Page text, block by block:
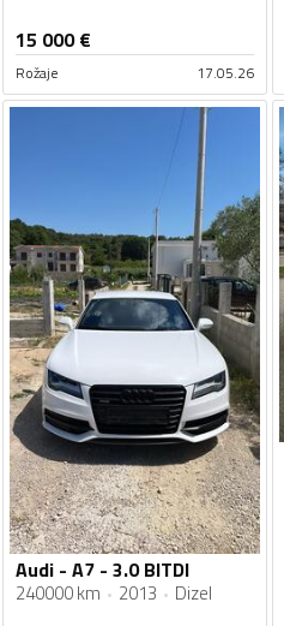
15 000€
Rožaje 17.05.26
Audi - A7 - 3.0 BITDI
240000 km 2013 Dizel